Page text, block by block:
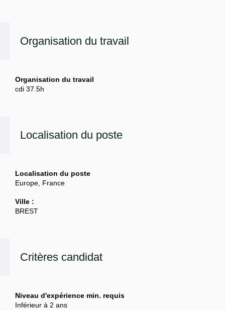
Organisation du travail
Organisation du travail
cdi 37.5h
Localisation du poste
Localisation du poste
Europe, France
Ville :
BREST
Critères candidat
Niveau d'expérience min. requis
Inférieur à 2 ans